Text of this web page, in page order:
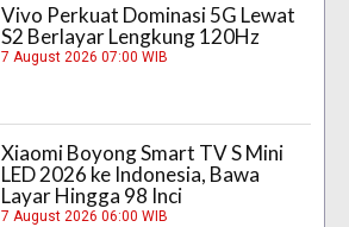
Vivo Perkuat Dominasi 5G Lewat
S2 Berlayar Lengkung 120Hz
7 August 2026 07:00 WIB
Xiaomi Boyong Smart TV S Mini
LED 2026 ke Indonesia, Bawa
Layar Hingga 98 Inci
7 August 2026 06:00 WIB